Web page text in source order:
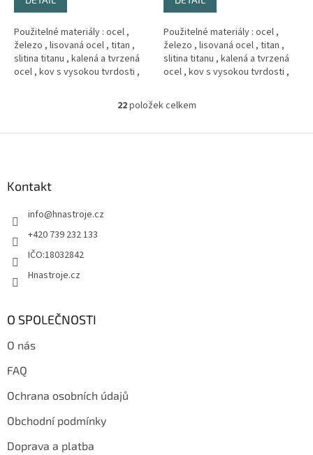
Použitelné materiály : ocel ,
železo , lisovaná ocel , titan ,
slitina titanu , kalená a tvrzená
ocel , kov s vysokou tvrdosti ,
Použitelné materiály : ocel ,
železo , lisovaná ocel , titan ,
slitina titanu , kalená a tvrzená
ocel , kov s vysokou tvrdosti ,
O
l
22položek celkem
Kontakt
info@hnastroje.cz
+420 739 232 133
IČO:18032842
Hnastroje.cz
O SPOLEČNOSTI
O nás
FAQ
Ochrana osobních údajů
Obchodní podmínky
Doprava a platba